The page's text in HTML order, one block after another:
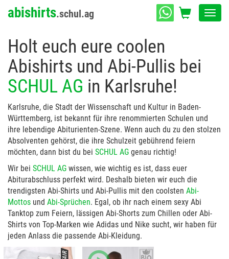
abishirts.schul.ag
Holt euch eure coolen
Abishirts und Abi-Pullis bei
SCHUL AG in Karlsruhe!
Karlsruhe, die Stadt der Wissenschaft und Kultur in Baden-
Württemberg, ist bekannt für ihre renommierten Schulen und
ihre lebendige Abiturienten-Szene. Wenn auch du zu den stolzen
Absolventen gehörst, die ihre Schulzeit gebührend feiern
möchten, dann bist du bei SCHUL AG genau richtig!
Wir bei SCHUL AG wissen, wie wichtig es ist, dass euer
Abiturabschluss perfekt wird. Deshalb bieten wir euch die
trendigsten Abi-Shirts und Abi-Pullis mit den coolsten Abi-
Mottos und Abi-Sprüchen. Egal, ob ihr nach einem sexy Abi
Tanktop zum Feiern, lässigen Abi-Shorts zum Chillen oder Abi-
Shirts von Top-Marken wie Adidas und Nike sucht, wir haben für
jeden Anlass die passende Abi-Kleidung.